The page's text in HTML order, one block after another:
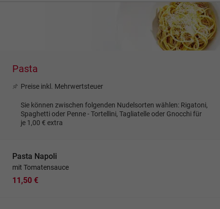
Pasta
Preise inkl. Mehrwertsteuer
Sie können zwischen folgenden Nudelsorten wählen: Rigatoni,
Spaghetti oder Penne - Tortellini, Tagliatelle oder Gnocchi für
je 1,00 € extra
Pasta Napoli
mit Tomatensauce
11,50 €